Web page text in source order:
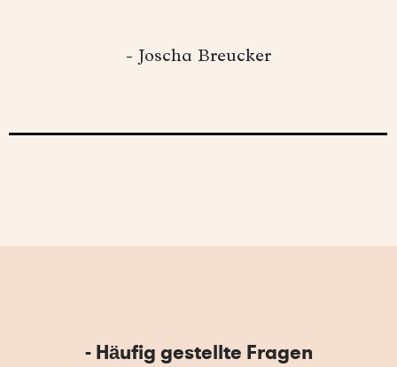
- Joscha Breucker
- Häufig gestellte Fragen